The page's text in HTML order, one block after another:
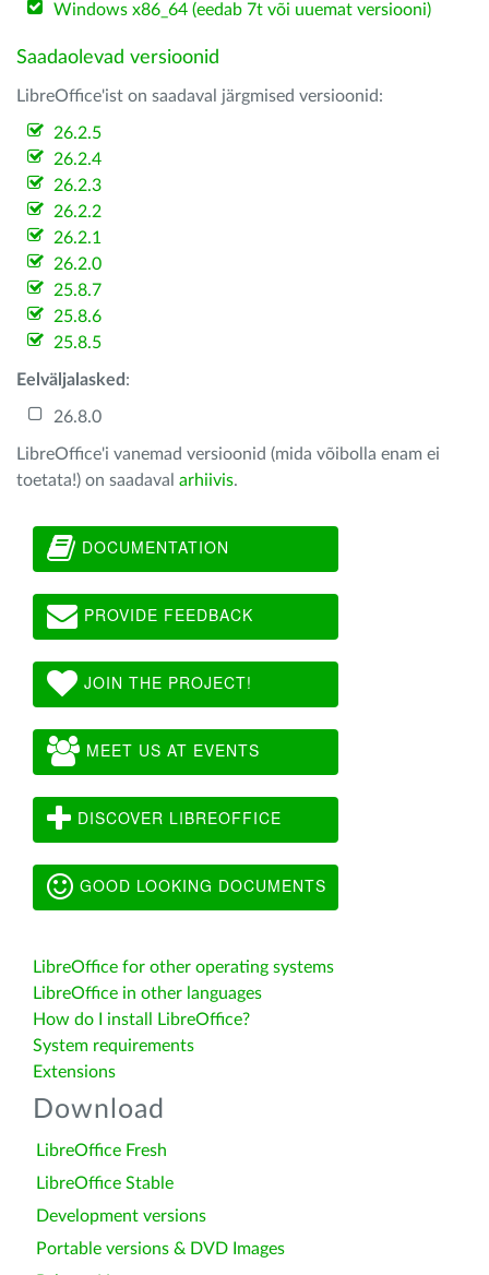
Windows x86_64 (eedab 7t või uuemat versiooni)
Saadaolevad versioonid
LibreOffice'ist on saadaval järgmised versioonid:
26.2.5
26.2.4
26.2.3
26.2.2
26.2.1
26.2.0
25.8.7
25.8.6
25.8.5
Eelväljalasked :
26.8.0
LibreOffice'i vanemad versioonid (mida võibolla enam ei
toetata!) on saadaval arhiivis.
DOCUMENTATION
PROVIDE FEEDBACK
JOIN THE PROJECT!
MEET US AT EVENTS
DISCOVER LIBREOFFICE
GOOD LOOKING DOCUMENTS
LibreOffice for other operating systems
LibreOffice in other languages
How do I install LibreOffice?
System requirements
Extensions
Download
LibreOffice Fresh
LibreOffice Stable
Development versions
Portable versions & DVD Images